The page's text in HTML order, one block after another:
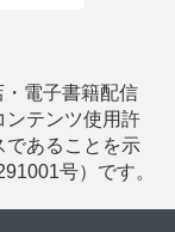
電子書籍配信
ンテンツ使用許
であることを示
号）です。